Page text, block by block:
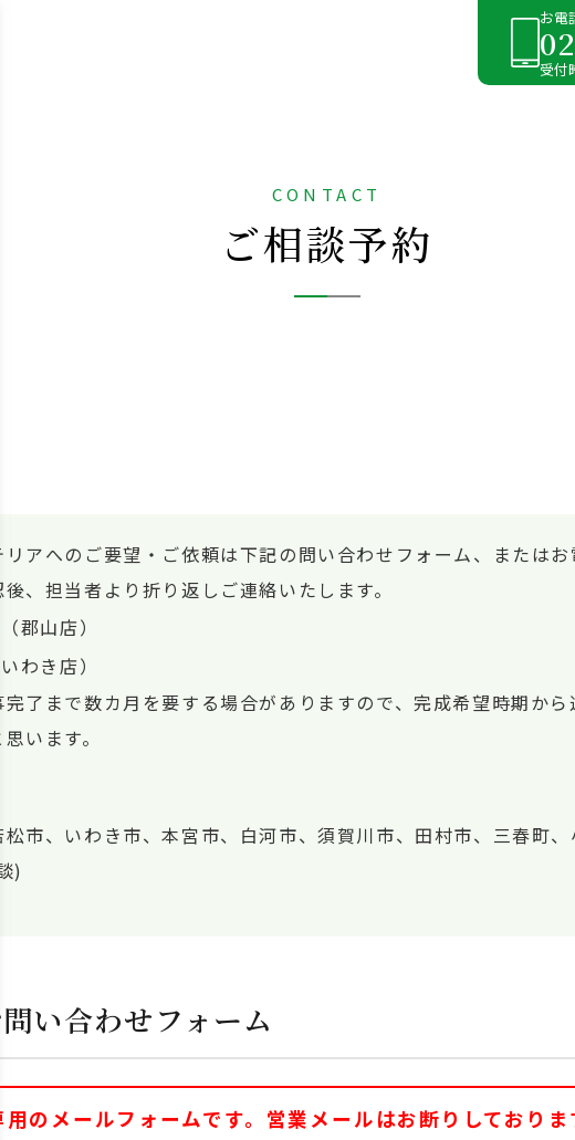
お電
受付
ご相談予約
CONTACT
アへのご要望・ご依頼は下記の問い合わせフォーム、または
後、担当者より折り返しご連絡いたします。
郡山店）
いわき店）
完了まで数カ月を要する場合がありますので、完成希望時期か
います。
松市、いわき市、本宮市、白河市、須賀川市、田村市、三春町
)
問い合わせフォーム
のメールフォームです。営業メールはお断りしておりま